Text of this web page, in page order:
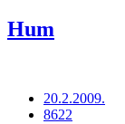
Hum
20.2.2009.
8622